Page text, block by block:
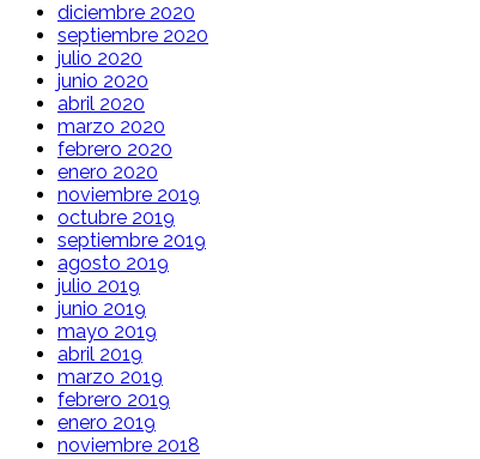
diciembre 2020
septiembre 2020
julio 2020
junio 2020
abril 2020
marzo 2020
febrero 2020
enero 2020
noviembre 2019
octubre 2019
septiembre 2019
agosto 2019
julio 2019
junio 2019
mayo 2019
abril 2019
marzo 2019
febrero 2019
enero 2019
noviembre 2018